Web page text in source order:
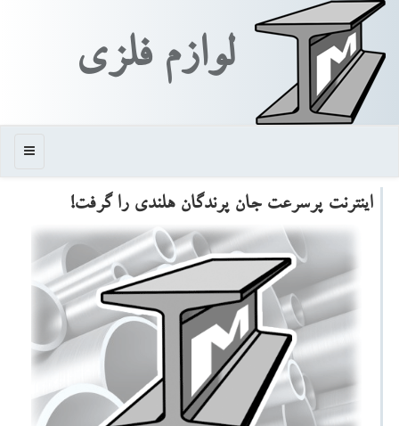
لوازم فلزی
منو
اینترنت پرسرعت جان پرندگان هلندی را گرفت!